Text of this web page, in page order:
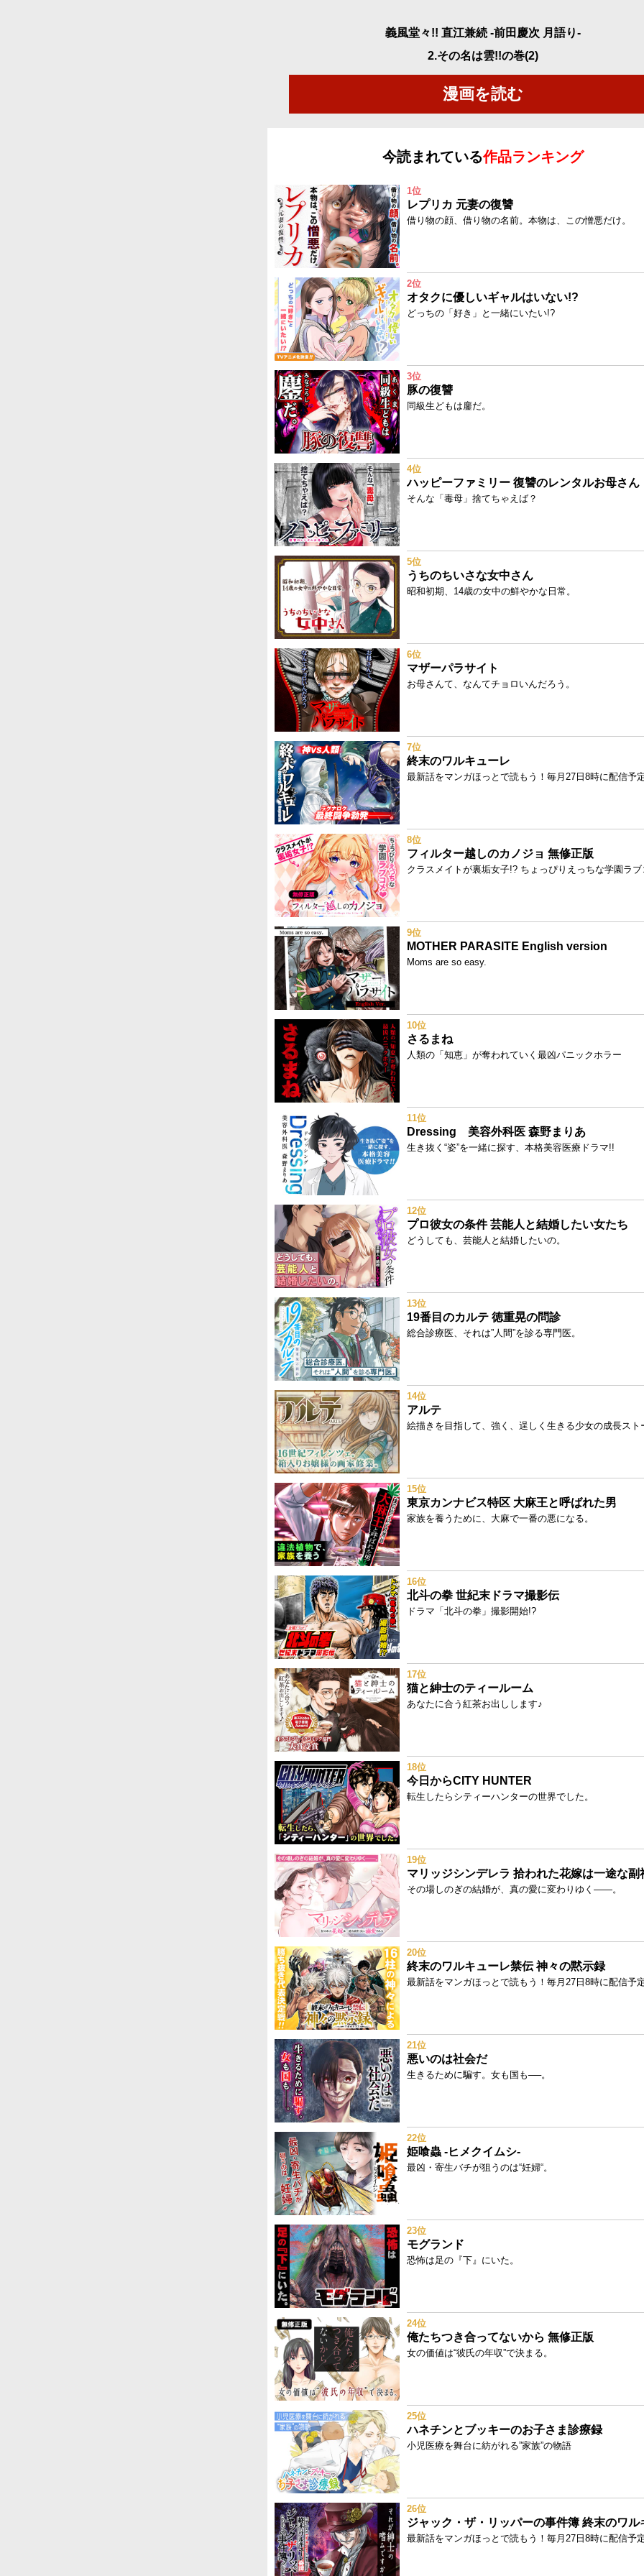
義風堂々!! 直江兼続 -前田慶次 月語り-
2.その名は雲!!の巻(2)
漫画を読む
今読まれている作品ランキング
1位
レプリカ 元妻の復讐
借り物の顔、借り物の名前。本物は、この憎悪だけ。
2位
オタクに優しいギャルはいない!?
どっちの「好き」と一緒にいたい!?
3位
豚の復讐
同級生どもは鏖だ。
4位
ハッピーファミリー 復讐のレンタルお母さん
そんな「毒母」捨てちゃえば？
5位
うちのちいさな女中さん
昭和初期、14歳の女中の鮮やかな日常。
6位
マザーパラサイト
お母さんて、なんてチョロいんだろう。
7位
終末のワルキューレ
最新話をマンガほっとで読もう！毎月27日8時に配信予
8位
フィルター越しのカノジョ 無修正版
クラスメイトが裏垢女子!? ちょっぴりえっちな学園ラ
9位
MOTHER PARASITE English version
Moms are so easy.
10位
さるまね
人類の「知恵」が奪われていく最凶パニックホラー
11位
Dressing 美容外科医 森野まりあ
生き抜く“姿”を一緒に探す、本格美容医療ドラマ!!
12位
プロ彼女の条件 芸能人と結婚したい女たち
どうしても、芸能人と結婚したいの。
13位
19番目のカルテ 徳重晃の問診
総合診療医、それは”人間”を診る専門医。
14位
アルテ
絵描きを目指して、強く、逞しく生きる少女の成長スト
15位
東京カンナビス特区 大麻王と呼ばれた男
家族を養うために、大麻で一番の悪になる。
16位
北斗の拳 世紀末ドラマ撮影伝
ドラマ「北斗の拳」撮影開始!?
17位
猫と紳士のティールーム
あなたに合う紅茶お出しします♪
18位
今日からCITY HUNTER
転生したらシティーハンターの世界でした。
19位
その場しのぎの結婚が、真の愛に変わりゆく——。
20位
終末のワルキューレ禁伝 神々の黙示録
最新話をマンガほっとで読もう！毎月27日8時に配信予
21位
悪いのは社会だ
生きるために騙す。女も国も──。
22位
姫喰蟲 -ヒメクイムシ-
最凶・寄生バチが狙うのは“妊婦“。
23位
モグランド
恐怖は足の『下』にいた。
24位
俺たちつき合ってないから 無修正版
女の価値は“彼氏の年収”で決まる。
25位
ハネチンとブッキーのお子さま診療録
小児医療を舞台に紡がれる”家族”の物語
26位
最新話をマンガほっとで読もう！毎月27日8時に配信予